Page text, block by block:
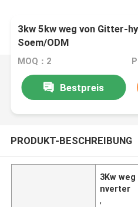
3kw 5kw weg von Gitter-
Soem/ODM
MOQ：2
Bestpreis
PRODUKT-BESCHREIBUNG
3Kw
nverter
,